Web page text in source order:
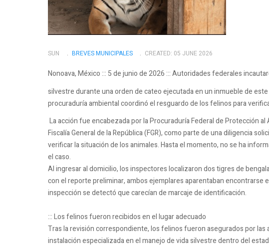
SUN BREVES MUNICIPALES CREATED: 05 JUNE 2026
Nonoava, México ::: 5 de junio de 2026 ::: Autoridades federales
silvestre durante una orden de cateo ejecutada en un inmueble de
procuraduría ambiental coordinó el resguardo de los felinos para
La acción fue encabezada por la Procuraduría Federal de Protección
Fiscalía General de la República (FGR), como parte de una diligencia
verificar la situación de los animales. Hasta el momento, no se ha
el caso.
Al ingresar al domicilio, los inspectores localizaron dos tigres de
con el reporte preliminar, ambos ejemplares aparentaban encontrarse
inspección se detectó que carecían de marcaje de identificación.
::: Los felinos fueron recibidos en el lugar adecuado
Tras la revisión correspondiente, los felinos fueron asegurados por las
instalación especializada en el manejo de vida silvestre dentro del